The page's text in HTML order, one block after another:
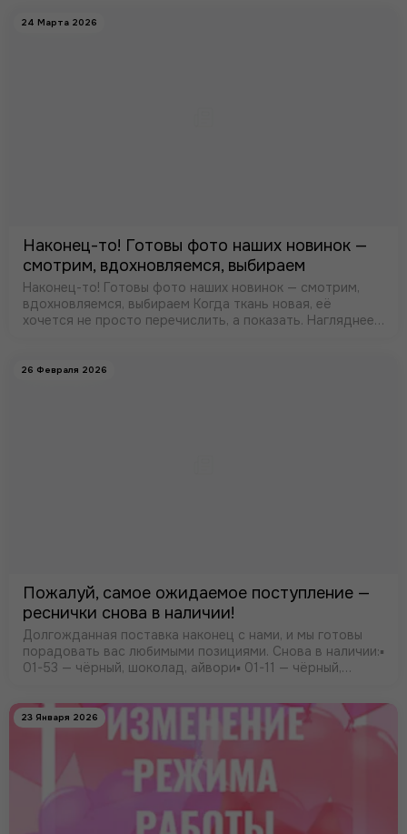
24 Марта 2026
Наконец-то! Готовы фото наших новинок —
смотрим, вдохновляемся, выбираем
Наконец-то! Готовы фото наших новинок — смотрим,
вдохновляемся, выбираем Когда ткань новая, её
хочется не просто перечислить, а показать. Нагляднее
26 Февраля 2026
Пожалуй, самое ожидаемое поступление —
реснички снова в наличии!
Долгожданная поставка наконец с нами, и мы готовы
порадовать вас любимыми позициями. Снова в наличии:▪️
01-53 — чёрный, шоколад, айвори▪️ 01-11 — чёрный,
23 Января 2026